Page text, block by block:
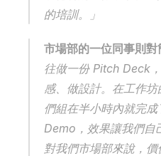
的培訓。」
市場部的一位同事則對
往做一份 Pitch Deck
感、做設計。在工作
們組在半小時內就完
Demo，效果讓我們自
對我們市場部來說，價